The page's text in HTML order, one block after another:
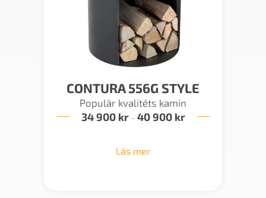
CONTURA 556G STYLE
Populär kvalitéts kamin
34 900 kr – 40 900 krPrisintervall:
Läs mer